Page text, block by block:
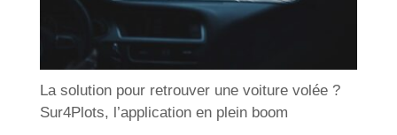
La solution pour retrouver une voiture volée ?
Sur4Plots, l’application en plein boom